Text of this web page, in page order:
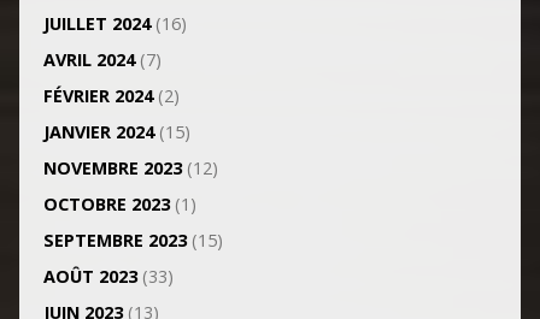
JUILLET 2024(16)
AVRIL 2024(7)
FÉVRIER 2024(2)
JANVIER 2024(15)
NOVEMBRE 2023(12)
OCTOBRE 2023(1)
SEPTEMBRE 2023(15)
AOÛT 2023(33)
JUIN 2023(13)